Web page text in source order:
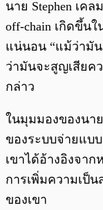
นาย Stephen เค
off-chain เกิดขึ้น
แน่นอน “แม้ว่ามัน
ว่ามันจะสูญเสียค
กล่าว
ในมุมมองของนา
ของระบบจ่ายแบบ
เขาได้อ้างอิงจา
การเพิ่มความเป็
ของเขา